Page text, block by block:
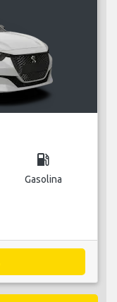
local_gas_station
Gasolina